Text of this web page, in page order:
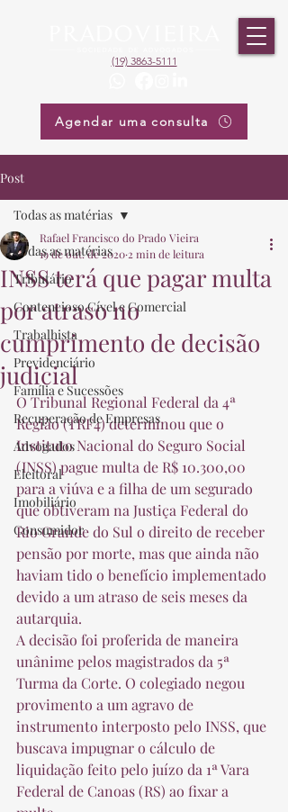
(19) 3863-5111
Agendar uma consulta
Post
Todas as matérias
Tributário
Contencioso Cível e Comercial
Trabalhista
Previdenciário
Família e Sucessões
Recuperação de Empresas
Advogados
Eleitoral
Imobiliário
Consumidor
Todas as matérias
INSS terá que pagar multa
por atraso no
cumprimento de decisão
judicial
Rafael Francisco do Prado Vieira
19 de out. de 2020 2 min de leitura
O Tribunal Regional Federal da 4ª
Região (TRF4) determinou que o
Instituto Nacional do Seguro Social
(INSS) pague multa de R$ 10.300,00
para a viúva e a filha de um segurado
que obtiveram na Justiça Federal do
Rio Grande do Sul o direito de receber
pensão por morte, mas que ainda não
haviam tido o benefício implementado
devido a um atraso de seis meses da
autarquia.
A decisão foi proferida de maneira
unânime pelos magistrados da 5ª
Turma da Corte. O colegiado negou
provimento a um agravo de
instrumento interposto pelo INSS, que
buscava impugnar o cálculo de
liquidação feito pelo juízo da 1ª Vara
Federal de Canoas (RS) ao fixar a